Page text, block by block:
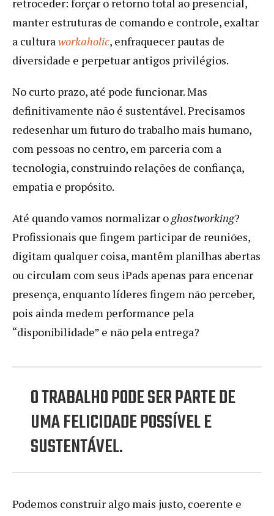
retroceder: forçar o retorno total ao presencial,
manter estruturas de comando e controle, exaltar
a culturaworkaholic, enfraquecer pautas de
diversidade e perpetuar antigos privilégios.
No curto prazo, até pode funcionar. Mas
definitivamente não é sustentável. Precisamos
redesenhar um futuro do trabalho mais humano,
com pessoas no centro, em parceria com a
tecnologia, construindo relações de confiança,
empatia e propósito.
Até quando vamos normalizar oghostworking?
Profissionais que fingem participar de reuniões,
digitam qualquer coisa, mantêm planilhas abertas
ou circulam com seus iPads apenas para encenar
presença, enquanto líderes fingem não perceber,
pois ainda medem performance pela
“disponibilidade” e não pela entrega?
O TRABALHO PODE SER PARTE DE
UMA FELICIDADE POSSÍVEL E
SUSTENTÁVEL.
Podemos construir algo mais justo, coerente e